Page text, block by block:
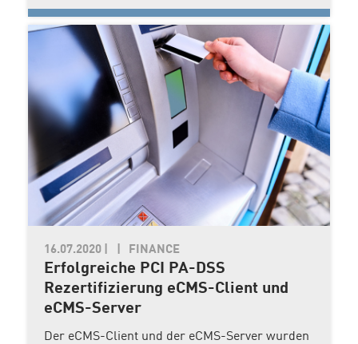
16.07.2020 FINANCE
Erfolgreiche PCI PA-DSS
Rezertifizierung eCMS-Client und
eCMS-Server
Der eCMS-Client und der eCMS-Server wurden